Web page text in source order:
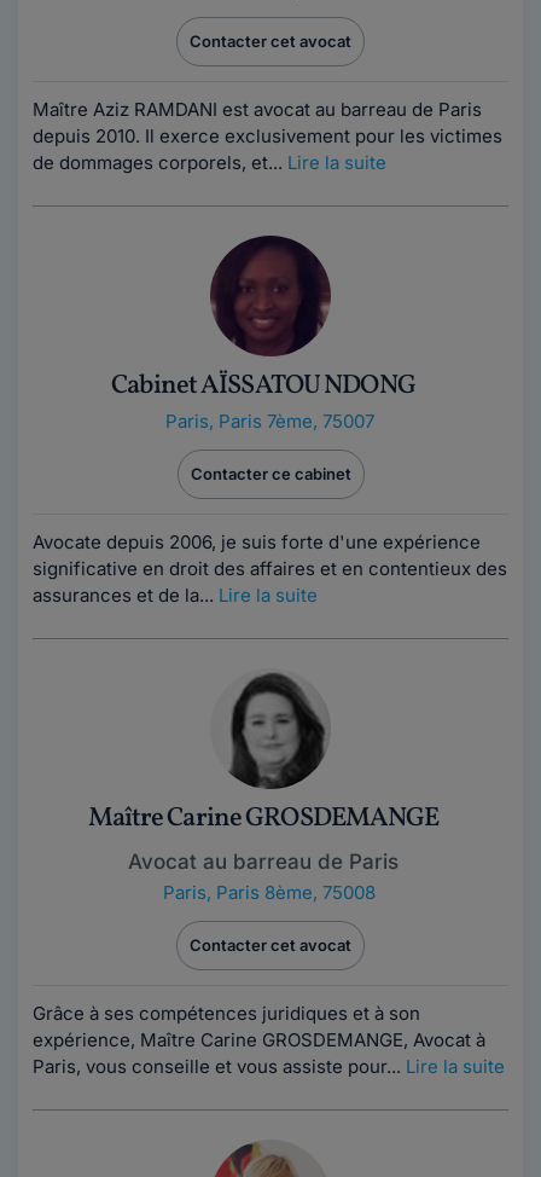
Contacter cet avocat
Maître Aziz RAMDANI est avocat au barreau de Paris
depuis 2010. Il exerce exclusivement pour les victimes
de dommages corporels, et... Lire la suite
Cabinet AÏSSATOU NDONG
Paris, Paris 7ème, 75007
Contacter ce cabinet
Avocate depuis 2006, je suis forte d'une expérience
significative en droit des affaires et en contentieux des
assurances et de la... Lire la suite
Maître Carine GROSDEMANGE
Avocat au barreau de Paris
Paris, Paris 8ème, 75008
Contacter cet avocat
Grâce à ses compétences juridiques et à son
expérience, Maître Carine GROSDEMANGE, Avocat à
Paris, vous conseille et vous assiste pour... Lire la suite